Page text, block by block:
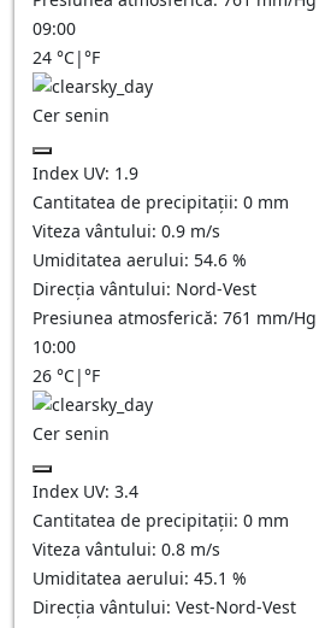
09:00
24 °C|°F
Cer senin
Index UV: 1.9
Cantitatea de precipitații: 0 mm
Viteza vântului: 0.9 m/s
Umiditatea aerului: 54.6 %
Direcția vântului: Nord-Vest
Presiunea atmosferică: 761 mm/Hg
10:00
26 °C|°F
Cer senin
Index UV: 3.4
Cantitatea de precipitații: 0 mm
Viteza vântului: 0.8 m/s
Umiditatea aerului: 45.1 %
Direcția vântului: Vest-Nord-Vest